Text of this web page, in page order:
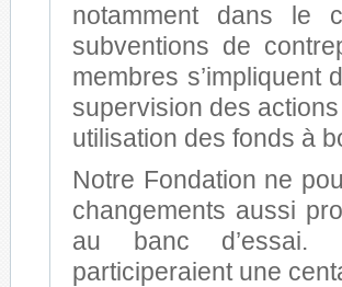
notamment dans le
subventions de
membres s’impliquent
supervision des
utilisation des fonds à
Notre Fondation ne
changements aussi
au banc d’essai.
participeraient une